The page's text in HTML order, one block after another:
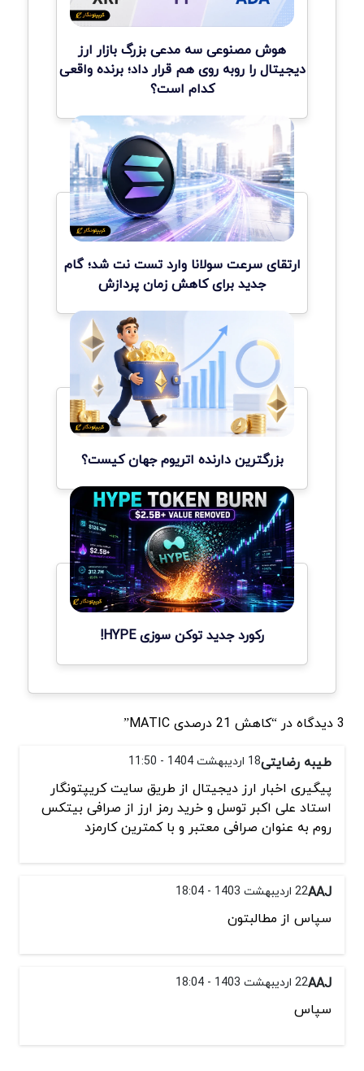
هوش مصنوعی سه مدعی بزرگ بازار ارز
دیجیتال را روبه روی هم قرار داد؛ برنده واقعی
کدام است؟
ارتقای سرعت سولانا وارد تست نت شد؛ گام
جدید برای کاهش زمان پردازش
بزرگترین دارنده اتریوم جهان کیست؟
رکورد جدید توکن سوزی HYPE!
3 دیدگاه در “کاهش 21 درصدی MATIC”
طیبه رضایتی18 اردیبهشت 1404 - 11:50
پیگیری اخبار ارز دیجیتال از طریق سایت کریپتونگار
استاد علی اکبر توسل و خرید رمز ارز از صرافی بیتکس
روم به عنوان صرافی معتبر و با کمترین کارمزد
AAJ22 اردیبهشت 1403 - 18:04
سپاس از مطالبتون
AAJ22 اردیبهشت 1403 - 18:04
سپاس